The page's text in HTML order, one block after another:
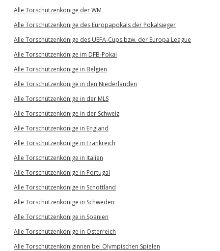
Alle Torschützenkönige der WM
Alle Torschützenkönige des Europapokals der Pokalsieger
Alle Torschützenkönige des UEFA-Cups bzw. der Europa League
Alle Torschützenkönige im DFB-Pokal
Alle Torschützenkönige in Belgien
Alle Torschützenkönige in den Niederlanden
Alle Torschützenkönige in der MLS
Alle Torschützenkönige in der Schweiz
Alle Torschützenkönige in England
Alle Torschützenkönige in Frankreich
Alle Torschützenkönige in Italien
Alle Torschützenkönige in Portugal
Alle Torschützenkönige in Schottland
Alle Torschützenkönige in Schweden
Alle Torschützenkönige in Spanien
Alle Torschützenkönige in Österreich
Alle Torschützenköniginnen bei Olympischen Spielen